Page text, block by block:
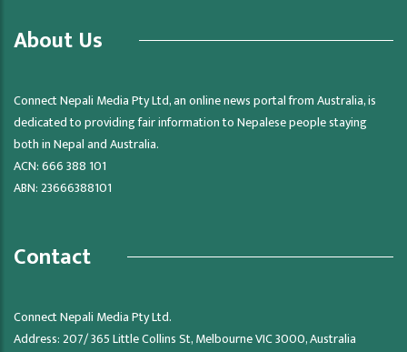
About Us
Connect Nepali Media Pty Ltd, an online news portal from Australia, is
dedicated to providing fair information to Nepalese people staying
both in Nepal and Australia.
ACN: 666 388 101
ABN: 23666388101
Contact
Connect Nepali Media Pty Ltd.
Address: 207/ 365 Little Collins St, Melbourne VIC 3000, Australia